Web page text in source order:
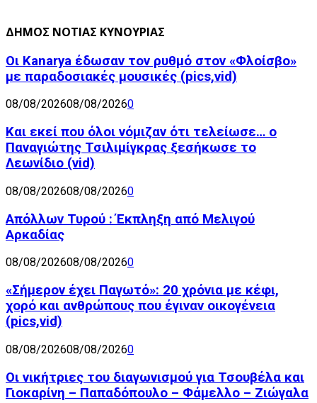
ΔΗΜΟΣ ΝΟΤΙΑΣ ΚΥΝΟΥΡΙΑΣ
Οι Kanarya έδωσαν τον ρυθμό στον «Φλοίσβο»
με παραδοσιακές μουσικές (pics,vid)
08/08/202608/08/20260
Και εκεί που όλοι νόμιζαν ότι τελείωσε… ο
Παναγιώτης Τσιλιμίγκρας ξεσήκωσε το
Λεωνίδιο (vid)
08/08/202608/08/20260
Απόλλων Τυρού : Έκπληξη από Μελιγού
Αρκαδίας
08/08/202608/08/20260
«Σήμερον έχει Παγωτό»: 20 χρόνια με κέφι,
χορό και ανθρώπους που έγιναν οικογένεια
(pics,vid)
08/08/202608/08/20260
Οι νικήτριες του διαγωνισμού για Τσουβέλα και
Γιοκαρίνη – Παπαδόπουλο – Φάμελλο – Ζιώγαλα